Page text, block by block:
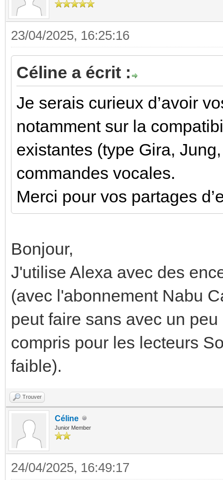
23/04/2025, 16:25:16
Céline a écrit :
Je serais curieux d’avoir
notamment sur la
existantes (type Gira,
commandes vocales.
Merci pour vos partages
Bonjour,
J'utilise Alexa avec des
(avec l'abonnement Nabu
peut faire sans avec un
compris pour les lecteurs
faible).
Trouver
Céline
Junior Member
24/04/2025, 16:49:17